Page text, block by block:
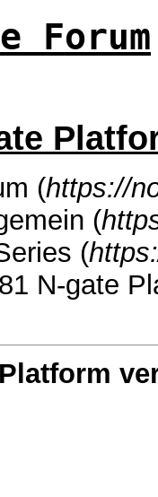
Forum
(https://
(
(
N-gate